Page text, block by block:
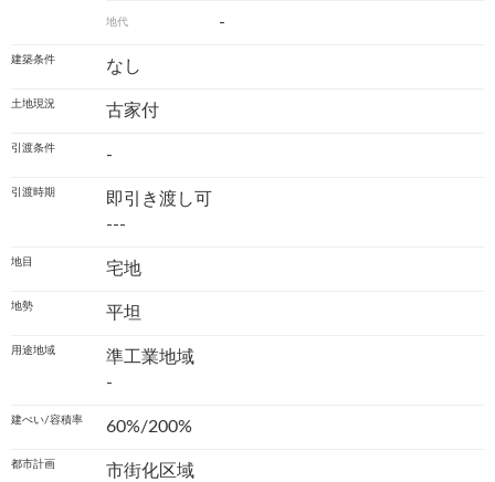
地代 -
建築条件 なし
土地現況 古家付
引渡条件 -
引渡時期
即引き渡し可
---
地目 宅地
地勢 平坦
用途地域
準工業地域
-
建ぺい/容積率 60%/200%
都市計画 市街化区域